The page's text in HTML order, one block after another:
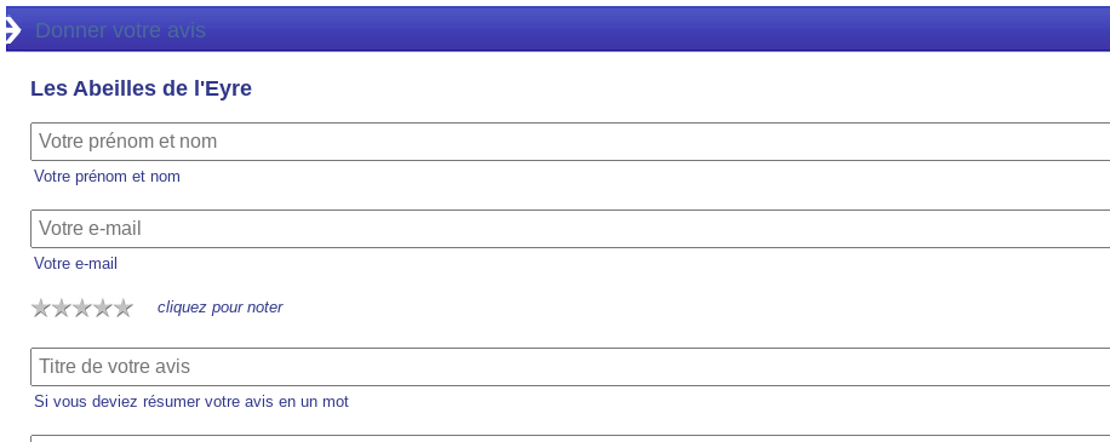
Donner votre avis
Les Abeilles de l'Eyre
Votre prénom et nom
Votre e-mail
cliquez pour noter
Si vous deviez résumer votre avis en un mot